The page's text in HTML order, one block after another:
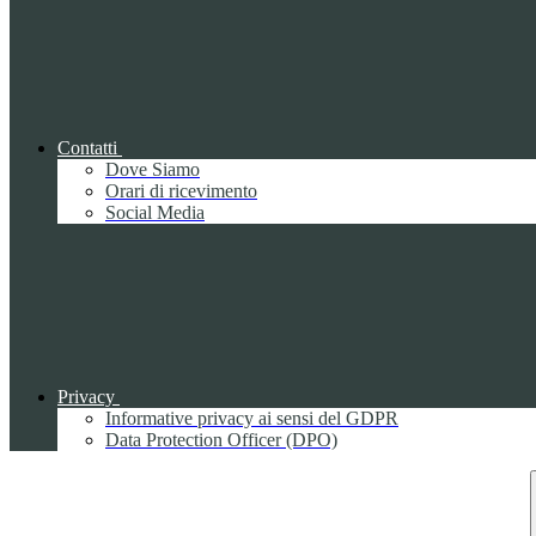
Contatti
Dove Siamo
Orari di ricevimento
Social Media
Privacy
Informative privacy ai sensi del GDPR
Data Protection Officer (DPO)